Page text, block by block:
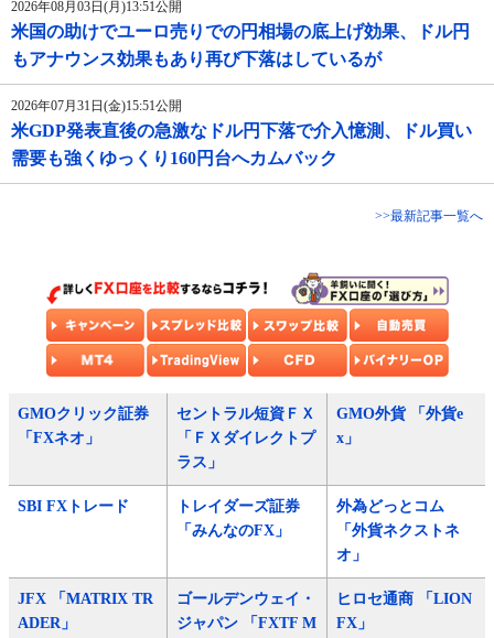
2026年08月03日(月)13:51公開
米国の助けでユーロ売りでの円相場の底上げ効果、ドル円
もアナウンス効果もあり再び下落はしているが
2026年07月31日(金)15:51公開
米GDP発表直後の急激なドル円下落で介入憶測、ドル買い
需要も強くゆっくり160円台へカムバック
>>最新記事一覧へ
GMOクリック証券
「FXネオ」
セントラル短資ＦＸ
「ＦＸダイレクトプ
ラス」
GMO外貨 「外貨e
x」
SBI FXトレード
トレイダーズ証券
「みんなのFX」
外為どっとコム
「外貨ネクストネ
オ」
JFX 「MATRIX TR
ADER」
ゴールデンウェイ・
ジャパン 「FXTF M
ヒロセ通商 「LION
FX」